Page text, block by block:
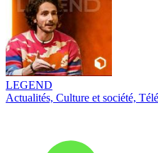
LEGEND
Actualités, Culture et société,